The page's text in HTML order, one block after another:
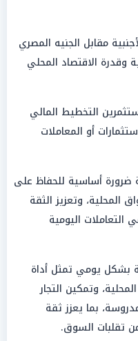
مقابل الجنيه المصري
الاقتصاد المحلي
التخطيط المالي
أو المعاملات
ضرورة أساسية للحفاظ على
المحلية، وتعزيز الثقة
اليومية
بشكل يومي تمثل أداة
وتمكين التجار
بما يعزز ثقة
تقلبات السوق.